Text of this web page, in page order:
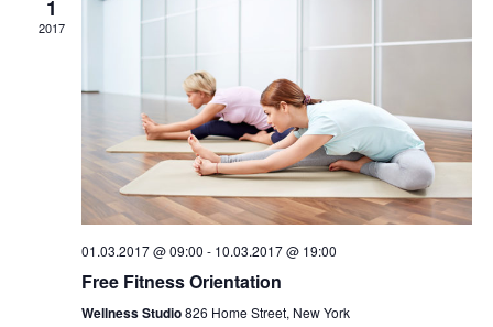
1
2017
01.03.2017 @ 09:00 - 10.03.2017 @ 19:00
Free Fitness Orientation
Wellness Studio826 Home Street, New York